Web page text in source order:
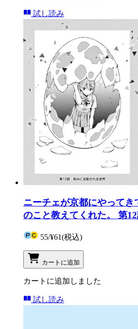
試し読み
ニーチェが京都にやってき
のこと教えてくれた。 第
55/¥61(税込)
カートに追加
カートに追加しました
試し読み